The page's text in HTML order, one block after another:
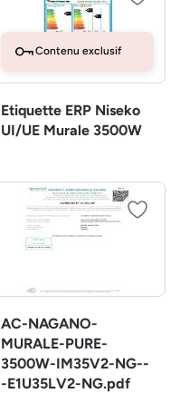
Contenu exclusif
Etiquette ERP Niseko
UI/UE Murale 3500W
AC-NAGANO-
MURALE-PURE-
3500W-IM35V2-NG--
-E1U35LV2-NG.pdf